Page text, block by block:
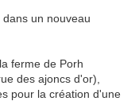
un nouveau
ferme de Porh
des ajoncs d'or),
pour la création d'une